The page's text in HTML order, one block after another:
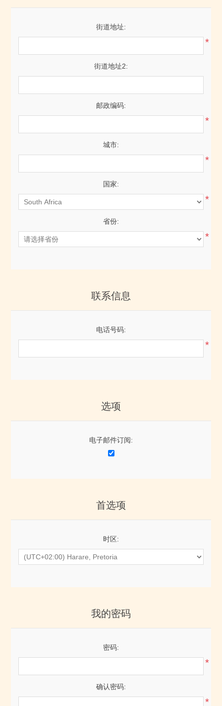
街道地址:
*
街道地址2:
邮政编码:
*
城市:
*
国家:
*
省份:
*
联系信息
电话号码:
*
选项
电子邮件订阅:
首选项
时区:
我的密码
密码:
*
确认密码:
*